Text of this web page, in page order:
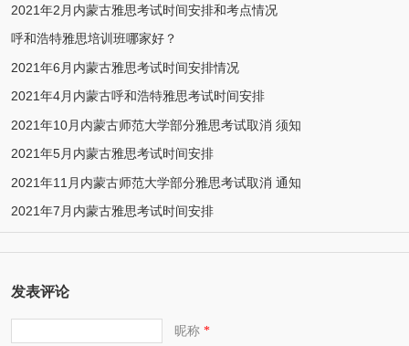
2021年2月内蒙古雅思考试时间安排和考点情况
呼和浩特雅思培训班哪家好？
2021年6月内蒙古雅思考试时间安排情况
2021年4月内蒙古呼和浩特雅思考试时间安排
2021年10月内蒙古师范大学部分雅思考试取消 须知
2021年5月内蒙古雅思考试时间安排
2021年11月内蒙古师范大学部分雅思考试取消 通知
2021年7月内蒙古雅思考试时间安排
发表评论
昵称*